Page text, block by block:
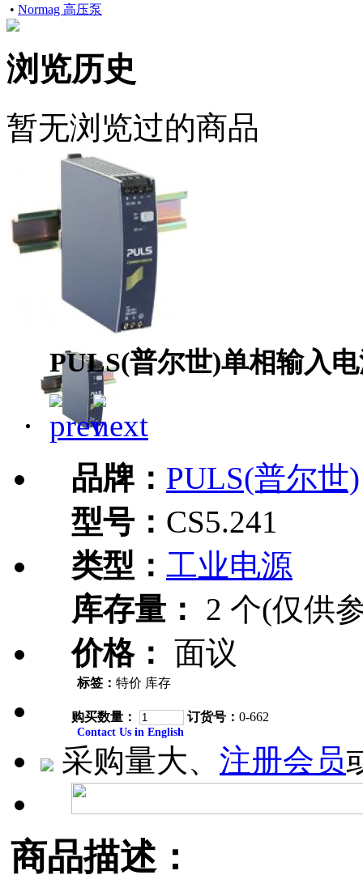
• Normag 高压泵
浏览历史
暂无浏览过的商品
PULS(普尔世)单相输入电
品牌： PULS(普尔世)
型号： CS5.241
类型： 工业电源
库存量：
2 个(仅供
价格： 面议
标签： 特价 库存
购买数量： 订货号： 0-662
Contact Us in English
采购量大、 注册会员
商品描述：